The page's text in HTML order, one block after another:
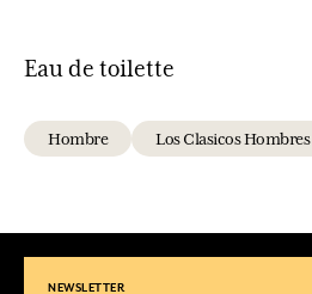
Eau de toilette
Hombre Los Clasicos Hombres
NEWSLETTER